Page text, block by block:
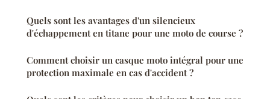
Quels sont les avantages d'un silencieux
d'échappement en titane pour une moto de course ?
Comment choisir un casque moto intégral pour une
protection maximale en cas d'accident ?